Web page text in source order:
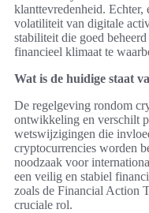
klanttevredenheid. Echter,
volatiliteit van digitale
stabiliteit die goed
financieel klimaat te
Wat is de huidige staat
De regelgeving rondom
ontwikkeling en verschilt
wetswijzigingen die
cryptocurrencies worden
noodzaak voor
een veilig en stabiel
zoals de Financial Action
cruciale rol.